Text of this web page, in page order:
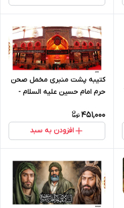
کتیبه پشت منبری مخمل صحن
حرم امام حسین علیه السلام -
451,000
افزودن به سبد